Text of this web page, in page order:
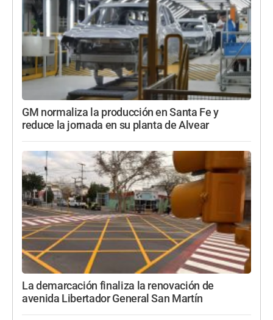
GM normaliza la producción en Santa Fe y
reduce la jornada en su planta de Alvear
La demarcación finaliza la renovación de
avenida Libertador General San Martín